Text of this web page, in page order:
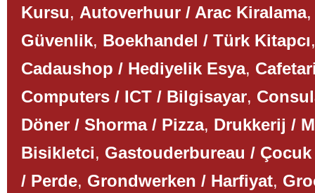
Kursu, Autoverhuur / Arac Kiralama
Güvenlik, Boekhandel / Türk Kitapcı
Cadaushop / Hediyelik Esya,
Computers / ICT / Bilgisayar,
Döner / Shorma / Pizza, Drukkerij /
Bisikletci, Gastouderbureau / Çocuk
/ Perde, Grondwerken / Harfiyat,